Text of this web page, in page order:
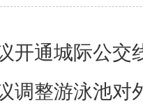
开通城际公交
调整游泳池对